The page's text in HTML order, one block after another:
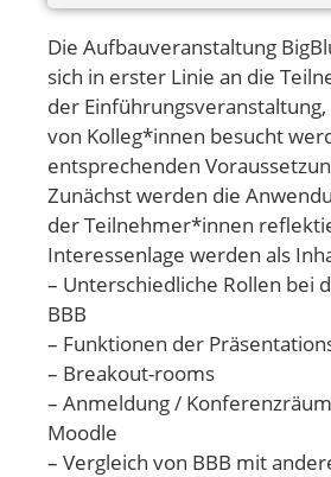
Die Aufbauveranstaltung
sich in erster Linie an die
der
von Kolleg*innen besucht
entsprechenden
Zunächst werden die
der Teilnehmer*innen
Interessenlage werden als
– Unterschiedliche Rollen bei
BBB
– Funktionen der
– Breakout-rooms
– Anmeldung /
Moodle
– Vergleich von BBB mit